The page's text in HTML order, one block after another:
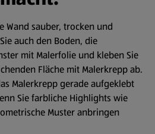
Wand sauber, trocken und
auch den Boden, die
mit Malerfolie und kleben Sie
Fläche mit Malerkrepp ab.
Malerkrepp gerade aufgeklebt
Sie farbliche Highlights wie
Muster anbringen